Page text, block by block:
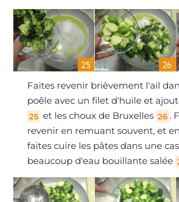
Faites revenir brièvement l'ail
poêle avec un filet d'huile et
25 et les choux de Bruxelles 26 .
revenir en remuant souvent, et
faites cuire les pâtes dans une
beaucoup d'eau bouillante salée